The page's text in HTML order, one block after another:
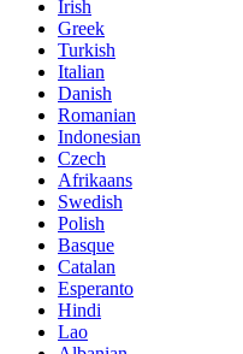
Irish
Greek
Turkish
Italian
Danish
Romanian
Indonesian
Czech
Afrikaans
Swedish
Polish
Basque
Catalan
Esperanto
Hindi
Lao